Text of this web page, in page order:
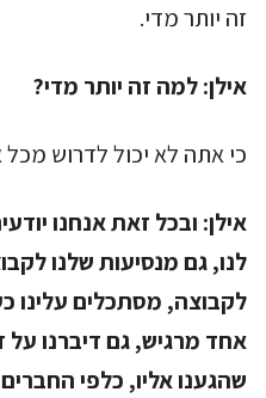
זה יותר מדי.
אילן:למה זה יותר מדי?
כי אתה לא יכול לדרוש
אילן: ובכל זאת אנחנו
לנו, גם מנסיעות שלנו
לקבוצה, מסתכלים עלינו
אחד מרגיש, גם דיברנו על
שהגענו אליו, כלפי